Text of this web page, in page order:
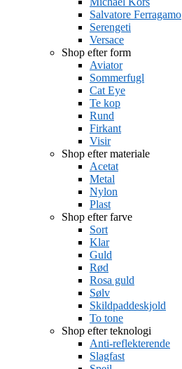
Salvatore Ferragamo
Serengeti
Versace
Shop efter form
Aviator
Sommerfugl
Cat Eye
Te kop
Rund
Firkant
Visir
Shop efter materiale
Acetat
Metal
Nylon
Plast
Shop efter farve
Sort
Klar
Guld
Rød
Rosa guld
Sølv
Skildpaddeskjold
To tone
Shop efter teknologi
Anti-reflekterende
Slagfast